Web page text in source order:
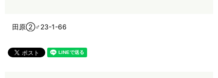
田原②♂23-1-66